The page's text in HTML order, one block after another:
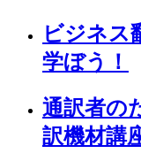
ビジネス
学ぼう！
通訳者の
訳機材講